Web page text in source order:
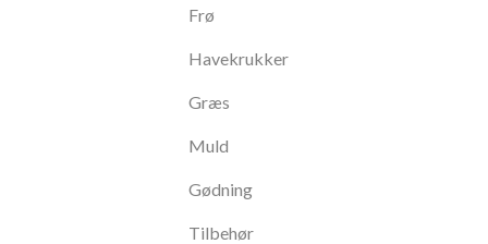
Frø
Havekrukker
Græs
Muld
Gødning
Tilbehør